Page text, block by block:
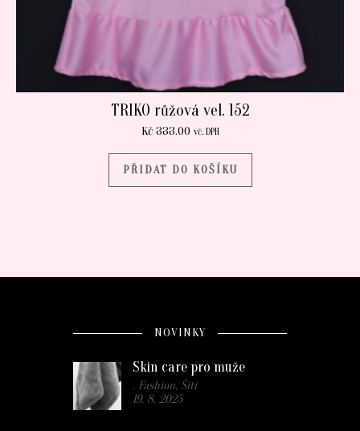
TRIKO růžová vel. 152
Kč333.00 vč. DPH
PŘIDAT DO KOŠÍKU
NOVINKY
Skin care pro muže
. Fashion, Šití
19. 8. 2025